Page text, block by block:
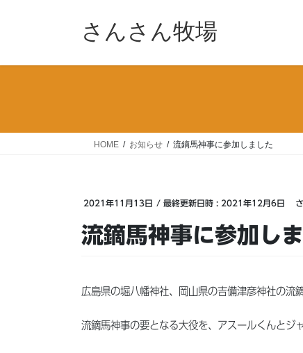
さんさん牧場
HOME お知らせ 流鏑馬神事に参加しました
2021年11月13日 / 最終更新日時 : 2021年12月6日
流鏑馬神事に参加し
広島県の堀八幡神社、岡山県の吉備津彦神社の流
流鏑馬神事の要となる大役を、アスールくんとジ